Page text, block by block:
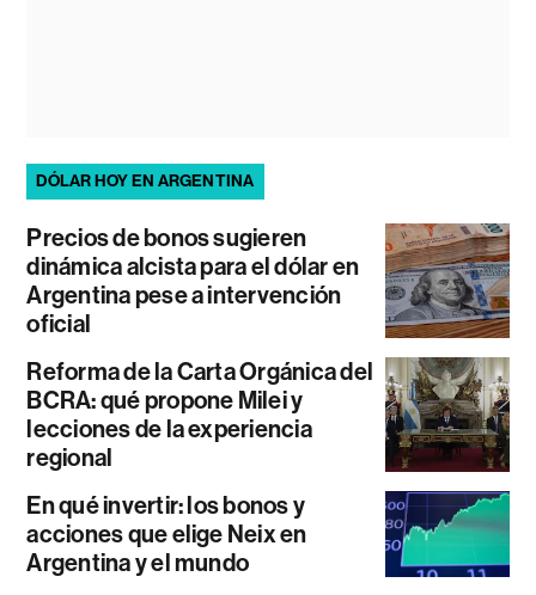
DÓLAR HOY EN ARGENTINA
Precios de bonos sugieren
dinámica alcista para el dólar en
Argentina pese a intervención
oficial
Reforma de la Carta Orgánica del
BCRA: qué propone Milei y
lecciones de la experiencia
regional
En qué invertir: los bonos y
acciones que elige Neix en
Argentina y el mundo